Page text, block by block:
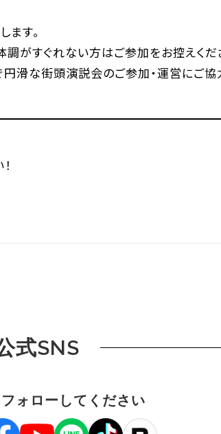
す。
がすぐれない方はご参加をお控えくだ
滑な街頭演説会のご参加・運営にご協
式SNS
ォローしてください